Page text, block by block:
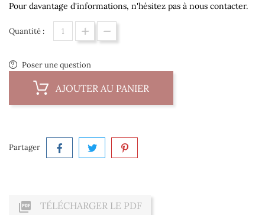
Pour davantage d'informations, n'hésitez pas à nous contacter.
Quantité :
Poser une question
AJOUTER AU PANIER
Partager
 TÉLÉCHARGER LE PDF